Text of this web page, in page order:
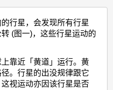
行星，会发现所有行星
(图一)，这些行星运动的
靠近「黄道」运行。黄
。行星的出没规律跟它
视运动亦因该行星是否